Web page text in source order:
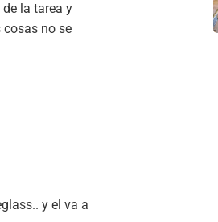
la tarea y
cosas no se
y el va a